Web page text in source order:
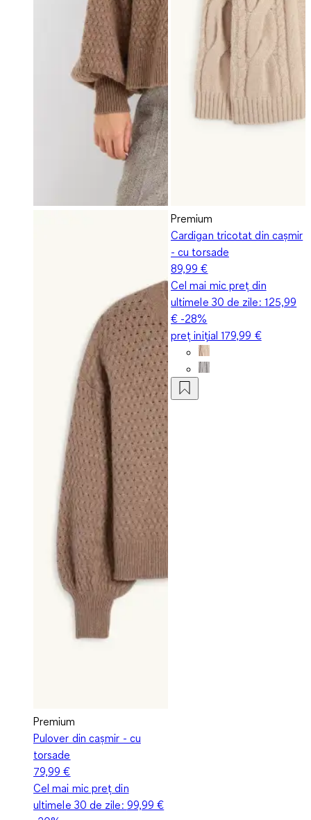
Premium
Pulover din cașmir - cu
torsade
79,99 €
Cel mai mic preț din
ultimele 30 de zile: 99,99 €
Premium
Cardigan tricotat din cașmir
- cu torsade
89,99 €
Cel mai mic preț din
ultimele 30 de zile: 125,99
€ -28%
preț inițial179,99 €